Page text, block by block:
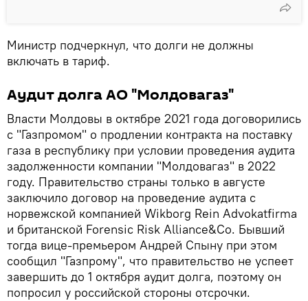
Министр подчеркнул, что долги не должны
включать в тариф.
Аудит долга АО "Молдовагаз"
Власти Молдовы в октябре 2021 года договорились
с "Газпромом" о продлении контракта на поставку
газа в республику при условии проведения аудита
задолженности компании "Молдовагаз" в 2022
году. Правительство страны только в августе
заключило договор на проведение аудита с
норвежской компанией Wikborg Rein Advokatfirma
и британской Forensic Risk Alliance&Co. Бывший
тогда вице-премьером Андрей Спыну при этом
сообщил "Газпрому", что правительство не успеет
завершить до 1 октября аудит долга, поэтому он
попросил у российской стороны отсрочки.